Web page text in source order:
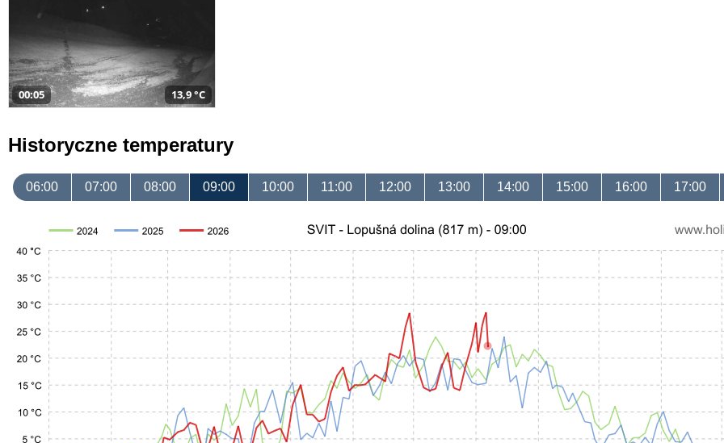
00:05 13,9 °C
Historyczne temperatury
06:00 07:00 08:00 09:00 10:00 11:00 12:00 13:00 14:00 15:00 16:00 17:00